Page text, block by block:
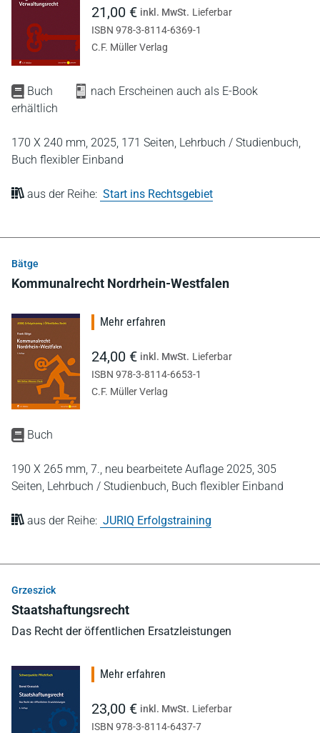
Buch
nach Erscheinen auch als E-Book
erhältlich
170 X 240 mm, 2025, 171 Seiten, Lehrbuch / Studienbuch,
Buch flexibler Einband
aus der Reihe: Start ins Rechtsgebiet
21,00 € inkl. MwSt. Lieferbar
ISBN 978-3-8114-6369-1
C.F. Müller Verlag
Bätge
Kommunalrecht Nordrhein-Westfalen
Buch
190 X 265 mm, 7., neu bearbeitete Auflage 2025, 305
Seiten, Lehrbuch / Studienbuch, Buch flexibler Einband
aus der Reihe: JURIQ Erfolgstraining
Mehr erfahren
24,00 € inkl. MwSt. Lieferbar
ISBN 978-3-8114-6653-1
C.F. Müller Verlag
Grzeszick
Staatshaftungsrecht
Das Recht der öffentlichen Ersatzleistungen
Mehr erfahren
23,00 € inkl. MwSt. Lieferbar
ISBN 978-3-8114-6437-7